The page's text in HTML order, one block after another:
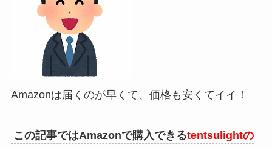
Amazonは届くのが早くて、価格も安くてイイ！
この記事ではAmazonで購入できるtentsulightの